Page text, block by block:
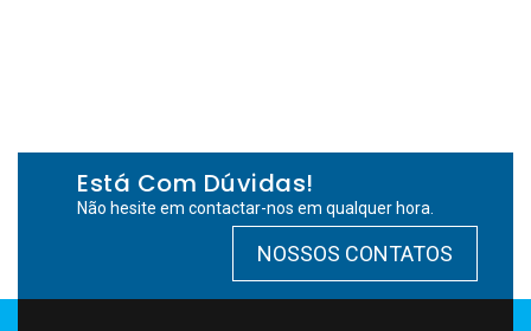
Está Com Dúvidas!
Não hesite em contactar-nos em qualquer hora.
NOSSOS CONTATOS